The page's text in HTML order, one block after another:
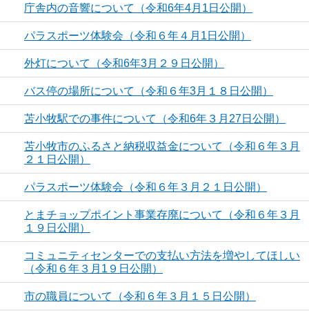
庁舎内の音響について（令和6年4月1日公開）
パラスポーツ体験会（令和６年４月1日公開）
外灯について（令和6年3月２９日公開）
バス停の場所について（令和６年3月１８日公開）
苫小牧駅での事件について（令和6年３月27日公開）
苫小牧市のふるさと納税収益金について（令和６年３月
２１日公開）
パラスポーツ体験会（令和６年３月２１日公開）
とまチョップポイント事業存廃について（令和６年３月
１９日公開）
コミュニティセンターでの支払い方法を増やしてほしい
（令和６年３月1９日公開）
市の職員について（令和６年３月１５日公開）